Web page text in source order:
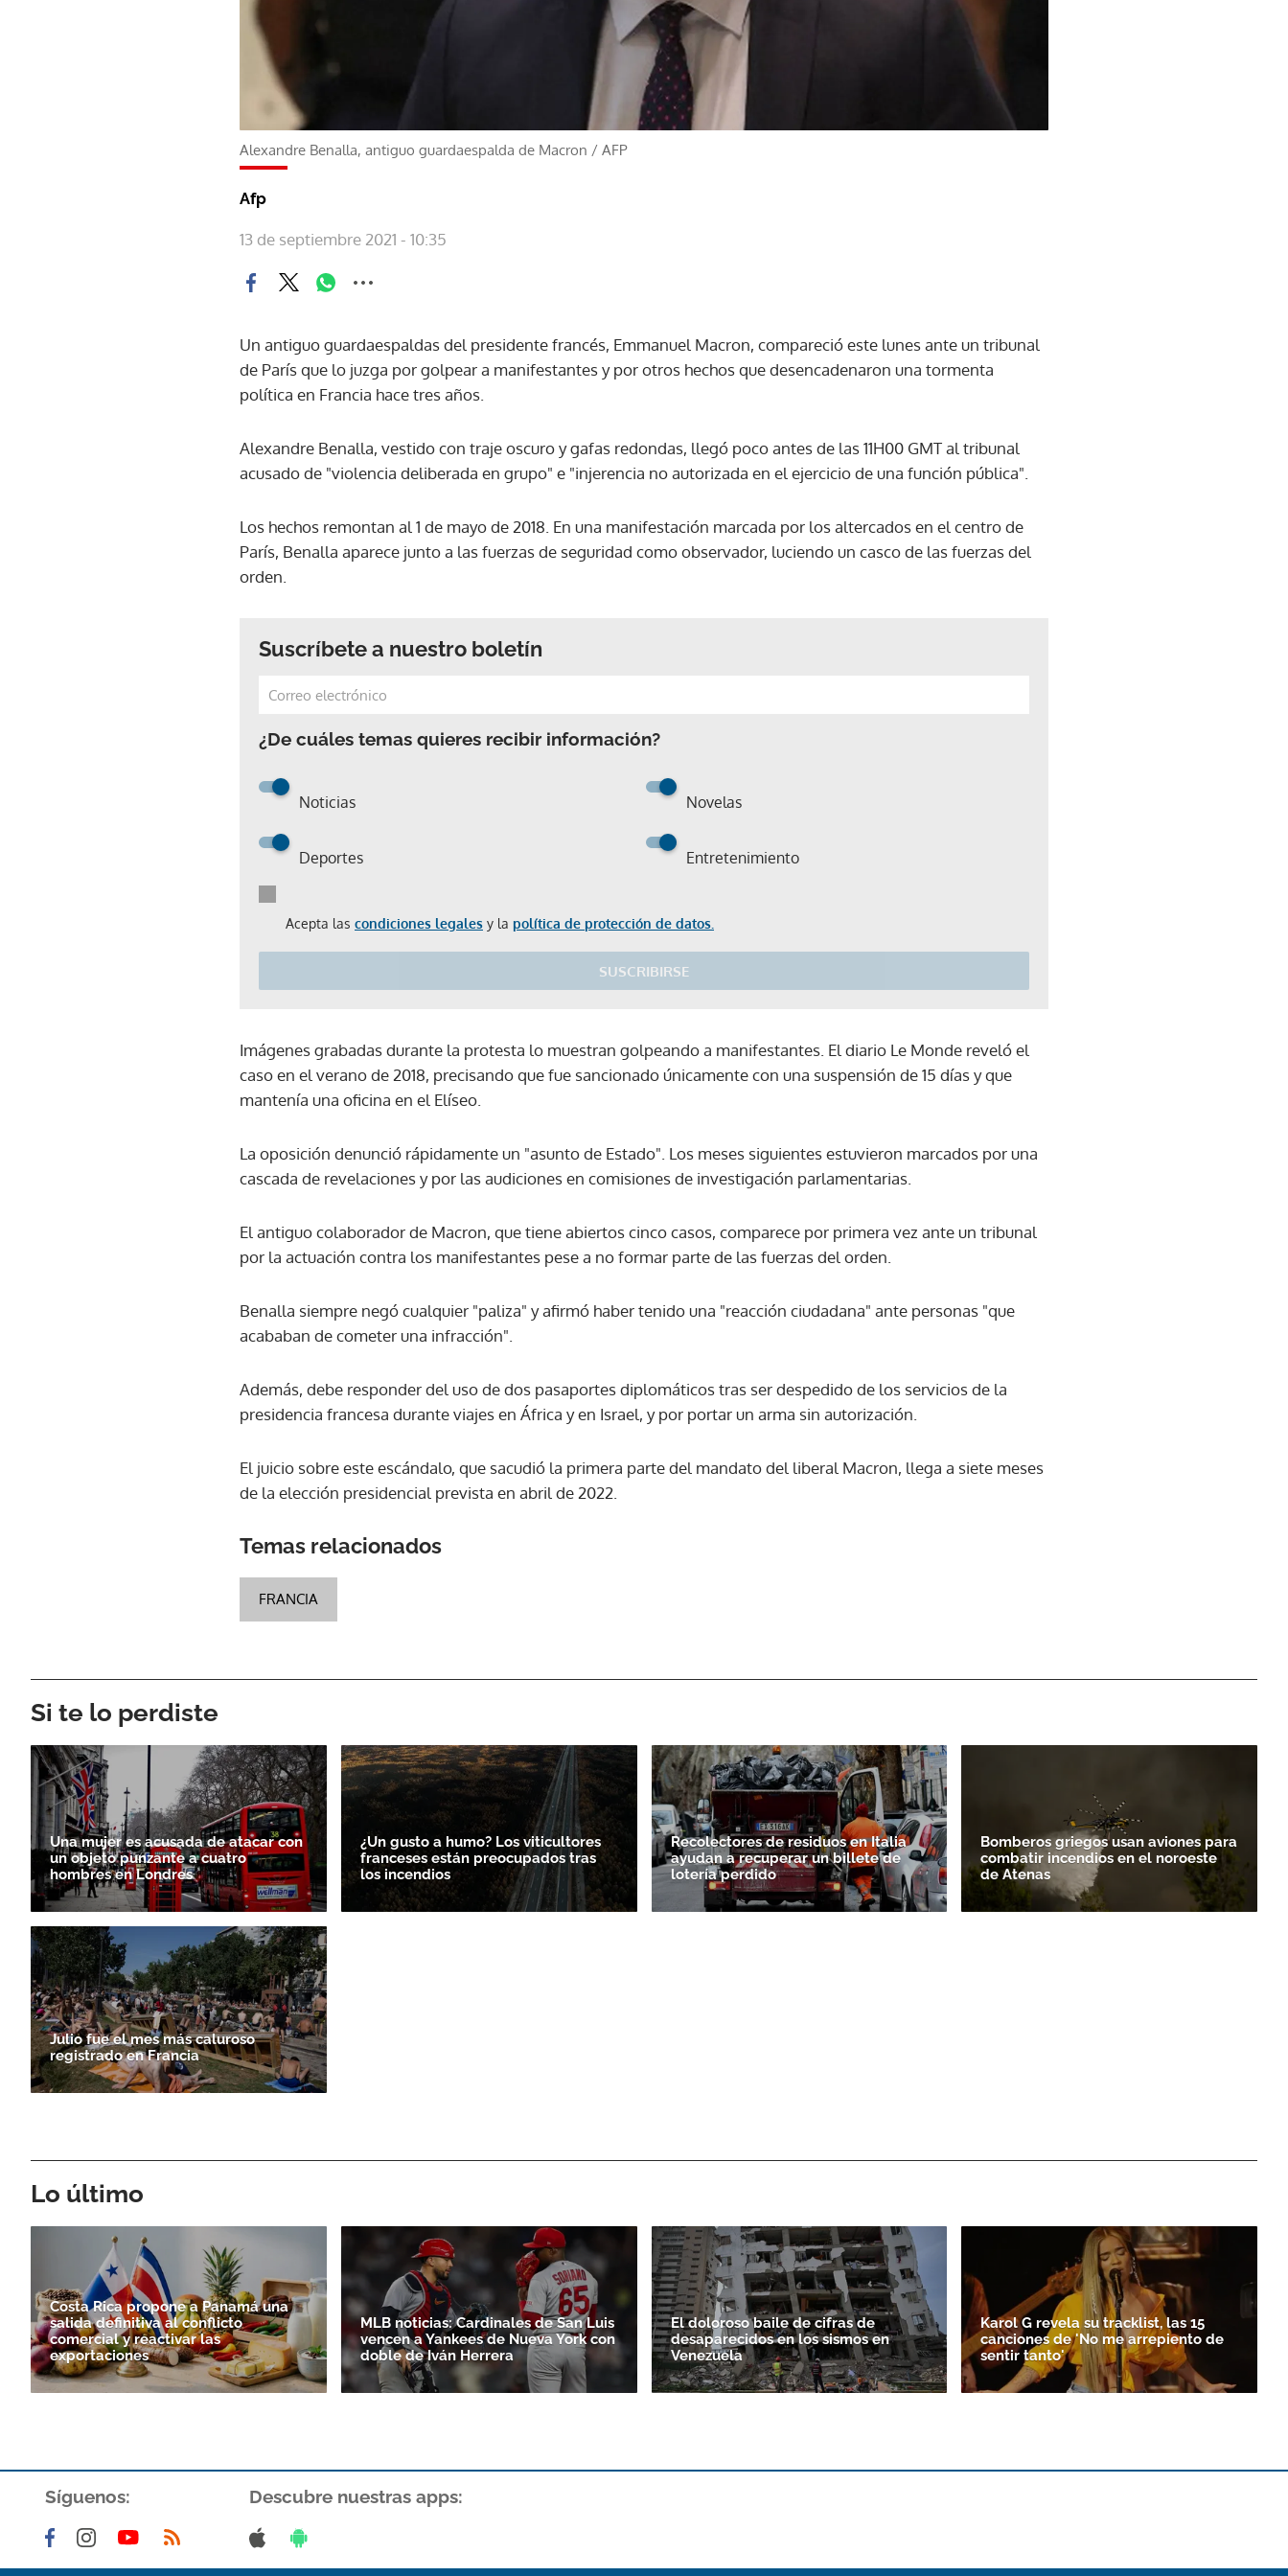
Alexandre Benalla, antiguo guardaespalda de Macron / AFP
Afp
13 de septiembre 2021 - 10:35
Un antiguo guardaespaldas del presidente francés, Emmanuel Macron, compareció este lunes ante un tribunal
de París que lo juzga por golpear a manifestantes y por otros hechos que desencadenaron una tormenta
política en Francia hace tres años.
Alexandre Benalla, vestido con traje oscuro y gafas redondas, llegó poco antes de las 11H00 GMT al tribunal
acusado de "violencia deliberada en grupo" e "injerencia no autorizada en el ejercicio de una función pública".
Los hechos remontan al 1 de mayo de 2018. En una manifestación marcada por los altercados en el centro de
París, Benalla aparece junto a las fuerzas de seguridad como observador, luciendo un casco de las fuerzas del
orden.
Suscríbete a nuestro boletín
¿De cuáles temas quieres recibir información?
Noticias Novelas
Deportes Entretenimiento
Acepta las condiciones legales y la política de protección de datos.
SUSCRIBIRSE
Imágenes grabadas durante la protesta lo muestran golpeando a manifestantes. El diario Le Monde reveló el
caso en el verano de 2018, precisando que fue sancionado únicamente con una suspensión de 15 días y que
mantenía una oficina en el Elíseo.
La oposición denunció rápidamente un "asunto de Estado". Los meses siguientes estuvieron marcados por una
cascada de revelaciones y por las audiciones en comisiones de investigación parlamentarias.
El antiguo colaborador de Macron, que tiene abiertos cinco casos, comparece por primera vez ante un tribunal
por la actuación contra los manifestantes pese a no formar parte de las fuerzas del orden.
Benalla siempre negó cualquier "paliza" y afirmó haber tenido una "reacción ciudadana" ante personas "que
acababan de cometer una infracción".
Además, debe responder del uso de dos pasaportes diplomáticos tras ser despedido de los servicios de la
presidencia francesa durante viajes en África y en Israel, y por portar un arma sin autorización.
El juicio sobre este escándalo, que sacudió la primera parte del mandato del liberal Macron, llega a siete meses
de la elección presidencial prevista en abril de 2022.
Temas relacionados
FRANCIA
Si te lo perdiste
Una mujer es acusada de atacar con
un objeto punzante a cuatro
hombres en Londres
¿Un gusto a humo? Los viticultores
franceses están preocupados tras
los incendios
Recolectores de residuos en Italia
ayudan a recuperar un billete de
lotería perdido
Bomberos griegos usan aviones para
combatir incendios en el noroeste
de Atenas
Julio fue el mes más caluroso
registrado en Francia
Lo último
Costa Rica propone a Panamá una
salida definitiva al conflicto
comercial y reactivar las
exportaciones
MLB noticias: Cardinales de San Luis
vencen a Yankees de Nueva York con
doble de Iván Herrera
El doloroso baile de cifras de
desaparecidos en los sismos en
Venezuela
Karol G revela su tracklist, las 15
canciones de 'No me arrepiento de
sentir tanto'
Síguenos: Descubre nuestras apps: